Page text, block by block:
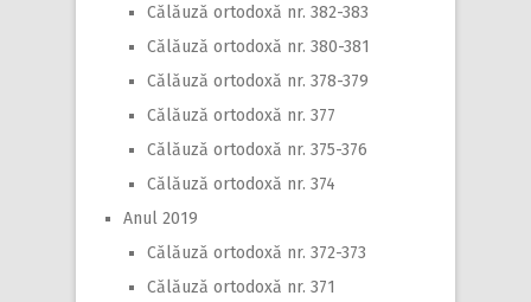
Călăuză ortodoxă nr. 382-383
Călăuză ortodoxă nr. 380-381
Călăuză ortodoxă nr. 378-379
Călăuză ortodoxă nr. 377
Călăuză ortodoxă nr. 375-376
Călăuză ortodoxă nr. 374
Anul 2019
Călăuză ortodoxă nr. 372-373
Călăuză ortodoxă nr. 371